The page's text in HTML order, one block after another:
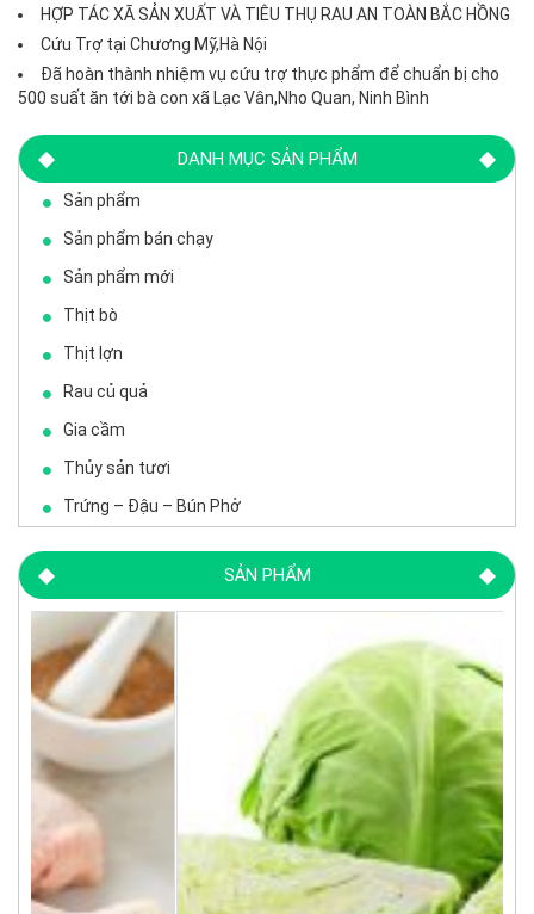
HỢP TÁC XÃ SẢN XUẤT VÀ TIÊU THỤ RAU AN TOÀN BẮC HỒNG
Cứu Trợ tại Chương Mỹ,Hà Nội
Đã hoàn thành nhiệm vụ cứu trợ thực phẩm để chuẩn bị cho
500 suất ăn tới bà con xã Lạc Vân,Nho Quan, Ninh Bình
DANH MỤC SẢN PHẨM
Sản phẩm
Sản phẩm bán chạy
Sản phẩm mới
Thịt bò
Thịt lợn
Rau củ quả
Gia cầm
Thủy sản tươi
Trứng – Đậu – Bún Phở
SẢN PHẨM